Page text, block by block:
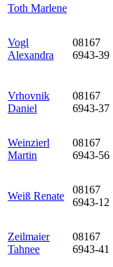
Toth Marlene
Vogl
Alexandra
08167
6943-39
Vrhovnik
Daniel
08167
6943-37
Weinzierl
Martin
08167
6943-56
Weiß Renate
08167
6943-12
Zeilmaier
Tahnee
08167
6943-41